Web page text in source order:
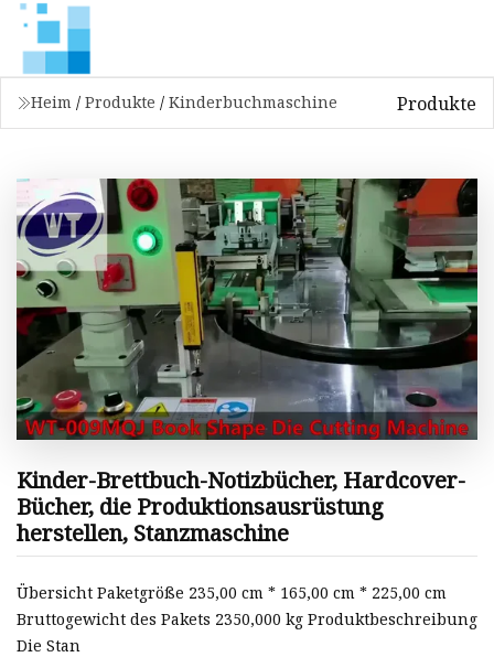
Heim / Produkte / Kinderbuchmaschine Produkte
Kinder-Brettbuch-Notizbücher, Hardcover-
Bücher, die Produktionsausrüstung
herstellen, Stanzmaschine
Übersicht Paketgröße 235,00 cm * 165,00 cm * 225,00 cm
Bruttogewicht des Pakets 2350,000 kg Produktbeschreibung
Die Stan